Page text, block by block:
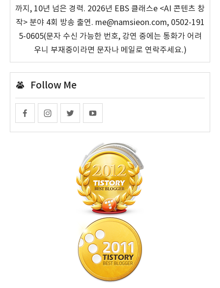
까지, 10년 넘은 경력. 2026년 EBS 클래스e <AI 콘텐츠 창
작> 분야 4회 방송 출연. me@namsieon.com, 0502-191
5-0605(문자 수신 가능한 번호, 강연 중에는 통화가 어려
우니 부재중이라면 문자나 메일로 연락주세요.)
Follow Me